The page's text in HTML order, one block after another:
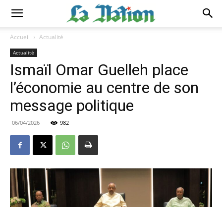
Accueil Actualité
Actualité
Ismaïl Omar Guelleh place
l’économie au centre de son
message politique
06/04/2026 982